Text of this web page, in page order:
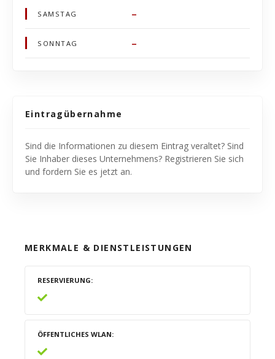
SAMSTAG –
SONNTAG –
Eintragübernahme
Sind die Informationen zu diesem Eintrag veraltet? Sind
Sie Inhaber dieses Unternehmens? Registrieren Sie sich
und fordern Sie es jetzt an.
MERKMALE & DIENSTLEISTUNGEN
RESERVIERUNG
ÖFFENTLICHES WLAN